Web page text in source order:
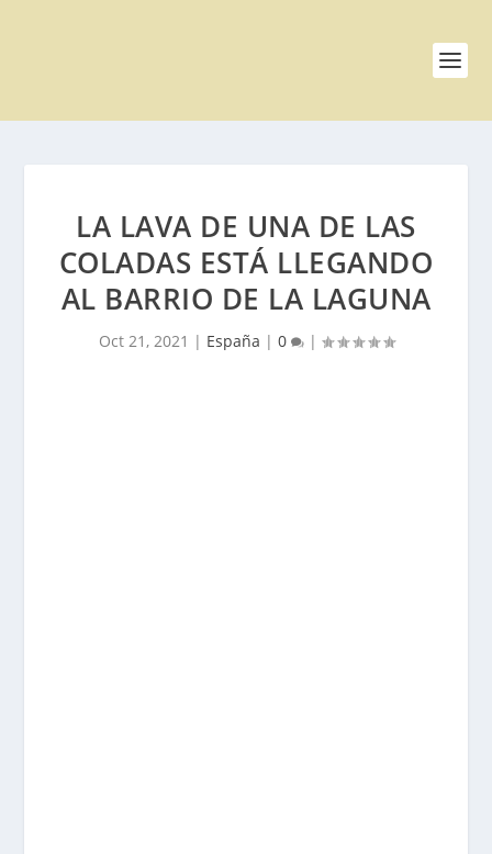
LA LAVA DE UNA DE LAS
COLADAS ESTÁ LLEGANDO
AL BARRIO DE LA LAGUNA
Oct 21, 2021 | España | 0 |